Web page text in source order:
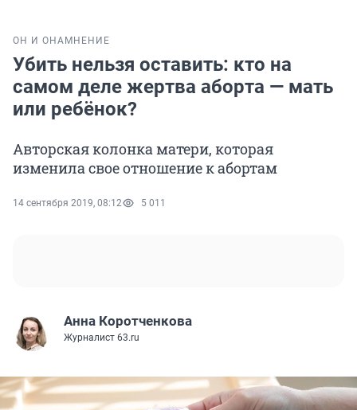
ОН И ОНА МНЕНИЕ
Убить нельзя оставить: кто на
самом деле жертва аборта — мать
или ребёнок?
Авторская колонка матери, которая
изменила свое отношение к абортам
14 сентября 2019, 08:12 5 011
Анна Коротченкова
Журналист 63.ru